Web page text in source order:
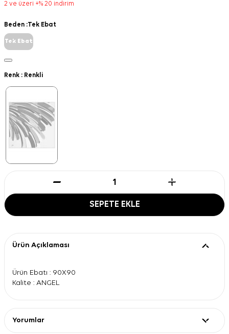
2 ve üzeri +% 20 indirim
Beden :Tek Ebat
Tek Ebat
Renk : Renkli
SEPETE EKLE
Ürün Açıklaması
Ürün Ebatı : 90X90
Kalite : ANGEL
Yorumlar